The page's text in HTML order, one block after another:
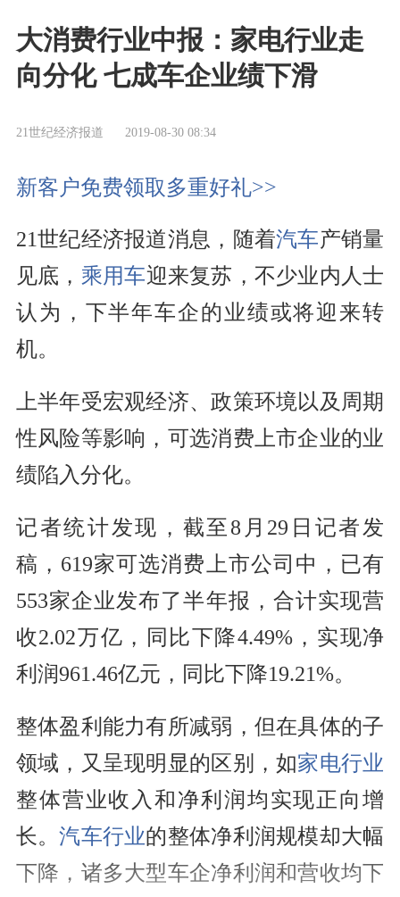
大消费行业中报：家电行业走
向分化 七成车企业绩下滑
21世纪经济报道 2019-08-30 08:34
新客户免费领取多重好礼>>
21世纪经济报道消息，随着汽车产销量
见底， 乘用车迎来复苏，不少业内人士
认为，下半年车企的业绩或将迎来转
机。
上半年受宏观经济、政策环境以及周期
性风险等影响，可选消费上市企业的业
绩陷入分化。
记者统计发现，截至8月29日记者发
稿，619家可选消费上市公司 中，已有
553家企业发布了半年报，合计实现营
收2.02万亿，
同比下降4.49%，实现净
利润961.46亿元，同比下降19.21%。
整体盈利能力有所减弱，但在具体的子
领域，又呈现明显的区别，如家电行业
整体营业收入和 净利润 均实现正向增
长。汽车行业的整体净利润规模却大幅
下降，诸多大型车企净利润和营收均下